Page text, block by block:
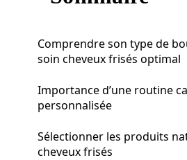
Comprendre son type de
soin cheveux frisés optimal
Importance d’une routine
personnalisée
Sélectionner les produits
cheveux frisés